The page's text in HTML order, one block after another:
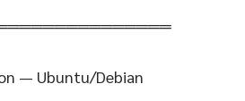
— Ubuntu/Debian